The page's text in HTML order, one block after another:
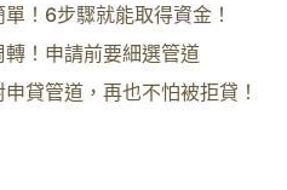
！6步驟就能取得資金！
！申請前要細選管道
貸管道，再也不怕被拒貸！